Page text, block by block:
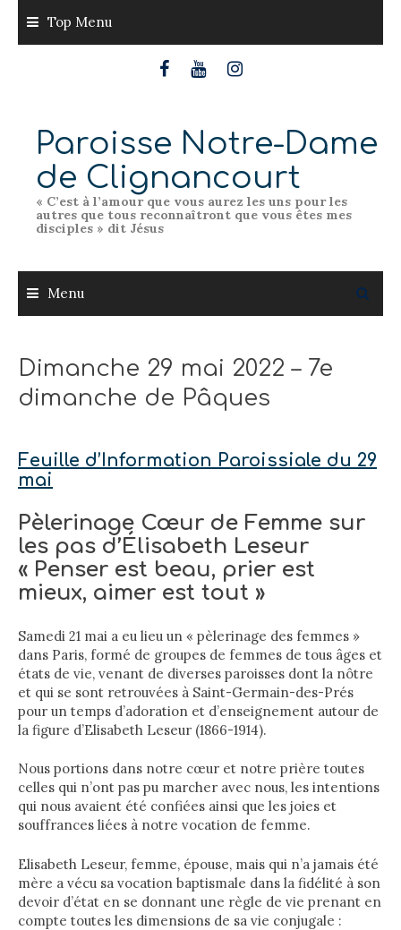
content
Top Menu
Paroisse Notre-Dame
de Clignancourt
« C’est à l’amour que vous aurez les uns pour les
autres que tous reconnaîtront que vous êtes mes
disciples » dit Jésus
Menu
Dimanche 29 mai 2022 – 7e
dimanche de Pâques
Feuille d’Information Paroissiale du 29
mai
Pèlerinage Cœur de Femme sur
les pas d’Élisabeth Leseur
« Penser est beau, prier est
mieux, aimer est tout »
Samedi 21 mai a eu lieu un « pèlerinage des femmes »
dans Paris, formé de groupes de femmes de tous âges et
états de vie, venant de diverses paroisses dont la nôtre
et qui se sont retrouvées à Saint-Germain-des-Prés
pour un temps d’adoration et d’enseignement autour de
la figure d’Elisabeth Leseur (1866-1914).
Nous portions dans notre cœur et notre prière toutes
celles qui n’ont pas pu marcher avec nous, les intentions
qui nous avaient été confiées ainsi que les joies et
souffrances liées à notre vocation de femme.
Elisabeth Leseur, femme, épouse, mais qui n’a jamais été
mère a vécu sa vocation baptismale dans la fidélité à son
devoir d’état en se donnant une règle de vie prenant en
compte toutes les dimensions de sa vie conjugale :